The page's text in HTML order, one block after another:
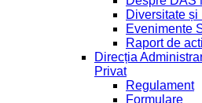
Diversitate
Evenimente
Raport de
Direcția
Privat
Regulament
Formulare